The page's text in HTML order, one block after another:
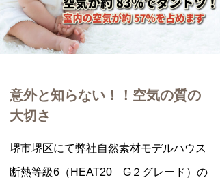
意外と知らない！！空気の質の
大切さ
堺市堺区にて弊社自然素材モデルハウス
断熱等級6（HEAT20 G２グレード）の